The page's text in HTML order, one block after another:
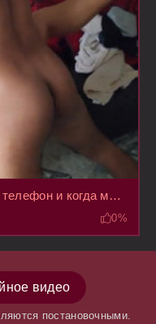
Сын дрочил в комнате глядя в телефон и когда матушка застукала его после душа, раздвинула ноги
0%
видео
постановочными.